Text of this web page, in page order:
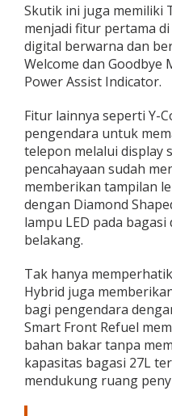
Skutik ini juga memiliki
menjadi fitur pertama
digital berwarna dan
Welcome dan Goodbye
Power Assist Indicator.
Fitur lainnya seperti Y-
pengendara untuk
telepon melalui display
pencahayaan sudah
memberikan tampilan
dengan Diamond
lampu LED pada
belakang.
Tak hanya
Hybrid juga
bagi pengendara
Smart Front Refuel
bahan bakar tanpa
kapasitas bagasi 27L
mendukung ruang